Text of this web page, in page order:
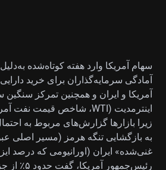
سهام آمریکا وارد هفته کوتاه‌شده
آمادگی سرمایه‌گذاران برای خرید
آمریکا و ایران و همچنین تمرکز
به بازگشایی تنگه هرمز (مسیر اصلی
غنی‌شده» ایران (اورانیومی که درصد